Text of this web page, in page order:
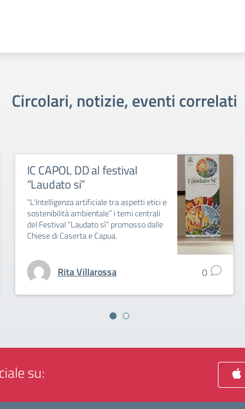
Circolari, notizie, eventi correlati
IC CAPOL DD al festival
“Laudato si”
“L’Intelligenza artificiale tra aspetti etici e
sostenibilità ambientale” i temi centrali
del Festival “Laudato sì” promosso dalle
Chiese di Caserta e Capua.
Rita Villarossa 0
su: